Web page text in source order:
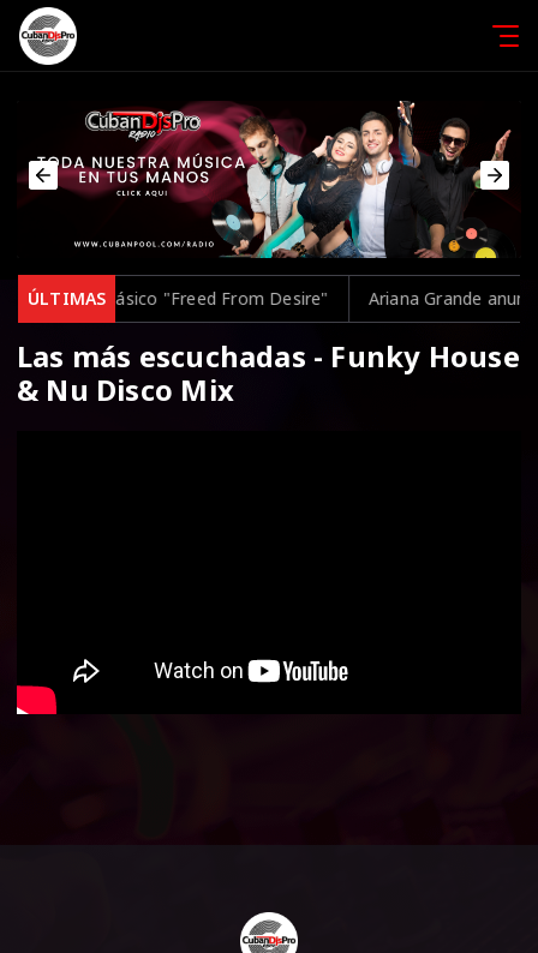
ÚLTIMAS
el clásico "Freed From Desire" Ariana Grande
Las más escuchadas - Funky House
& Nu Disco Mix